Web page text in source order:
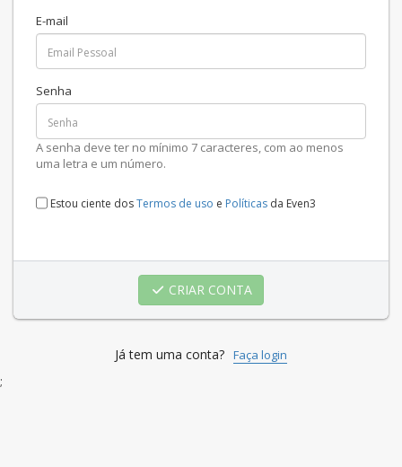
E-mail
Senha
A senha deve ter no mínimo 7 caracteres, com ao menos
uma letra e um número.
Estou ciente dosTermos de uso e Políticas da Even3
CRIAR CONTA
Já tem uma conta? Faça login
;